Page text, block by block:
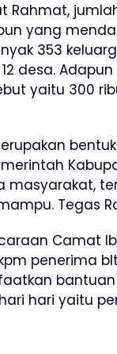
Rahmat,
yang
353
desa.
yaitu 300
masyarakat,
Tegas
Camat
penerima
hari yaitu